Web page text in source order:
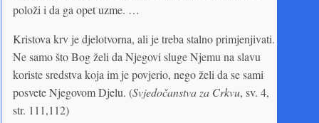
položi i da ga opet uzme. …
Kristova krv je djelotvorna, ali je treba stalno primjenjivati.
Ne samo što Bog želi da Njegovi sluge Njemu na slavu
koriste sredstva koja im je povjerio, nego želi da se sami
posvete Njegovom Djelu. (Svjedočanstva za Crkvu, sv. 4,
str. 111,112)